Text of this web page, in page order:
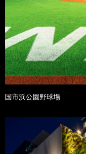
国市浜公園野球場